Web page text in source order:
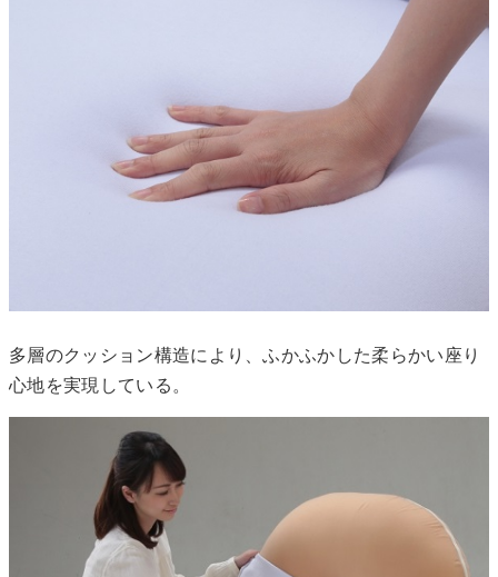
多層のクッション構造により、ふかふかした柔らかい座り
心地を実現している。